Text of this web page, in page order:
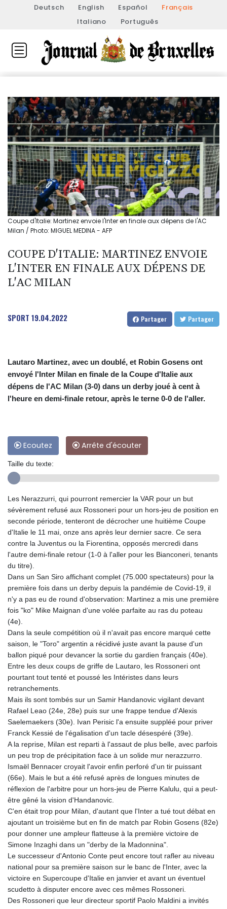
Deutsch English Español
Français
Italiano
Português
Coupe d'Italie: Martinez envoie l'Inter en finale aux dépens de l'AC
Milan / Photo: MIGUEL MEDINA - AFP
COUPE D'ITALIE: MARTINEZ ENVOIE
L'INTER EN FINALE AUX DÉPENS DE
L'AC MILAN
SPORT 19.04.2022 Partager Partager
Lautaro Martinez, avec un doublé, et Robin Gosens ont
envoyé l'Inter Milan en finale de la Coupe d'Italie aux
dépens de l'AC Milan (3-0) dans un derby joué à cent à
l'heure en demi-finale retour, après le terne 0-0 de l'aller.
Ecoutez Arrête d'écouter
Taille du texte:
Les Nerazzurri, qui pourront remercier la VAR pour un but
sévèrement refusé aux Rossoneri pour un hors-jeu de position en
seconde période, tenteront de décrocher une huitième Coupe
d'Italie le 11 mai, onze ans après leur dernier sacre. Ce sera
contre la Juventus ou la Fiorentina, opposés mercredi dans
l'autre demi-finale retour (1-0 à l'aller pour les Bianconeri, tenants
du titre).
Dans un San Siro affichant complet (75.000 spectateurs) pour la
première fois dans un derby depuis la pandémie de Covid-19, il
n'y a pas eu de round d'observation: Martinez a mis une première
fois "ko" Mike Maignan d'une volée parfaite au ras du poteau
(4e).
Dans la seule compétition où il n'avait pas encore marqué cette
saison, le "Toro" argentin a récidivé juste avant la pause d'un
ballon piqué pour devancer la sortie du gardien français (40e).
Entre les deux coups de griffe de Lautaro, les Rossoneri ont
pourtant tout tenté et poussé les Intéristes dans leurs
retranchements.
Mais ils sont tombés sur un Samir Handanovic vigilant devant
Rafael Leao (24e, 28e) puis sur une frappe tendue d'Alexis
Saelemaekers (30e). Ivan Perisic l'a ensuite suppléé pour priver
Franck Kessié de l'égalisation d'un tacle désespéré (39e).
A la reprise, Milan est reparti à l'assaut de plus belle, avec parfois
un peu trop de précipitation face à un solide mur nerazzurro.
Ismaël Bennacer croyait l'avoir enfin perforé d'un tir puissant
(66e). Mais le but a été refusé après de longues minutes de
réflexion de l'arbitre pour un hors-jeu de Pierre Kalulu, qui a peut-
être gêné la vision d'Handanovic.
C'en était trop pour Milan, d'autant que l'Inter a tué tout débat en
ajoutant un troisième but en fin de match par Robin Gosens (82e)
pour donner une ampleur flatteuse à la première victoire de
Simone Inzaghi dans un "derby de la Madonnina".
Le successeur d'Antonio Conte peut encore tout rafler au niveau
national pour sa première saison sur le banc de l'Inter, avec la
victoire en Supercoupe d'Italie en janvier et avant un éventuel
scudetto à disputer encore avec ces mêmes Rossoneri.
Des Rossoneri que leur directeur sportif Paolo Maldini a invités